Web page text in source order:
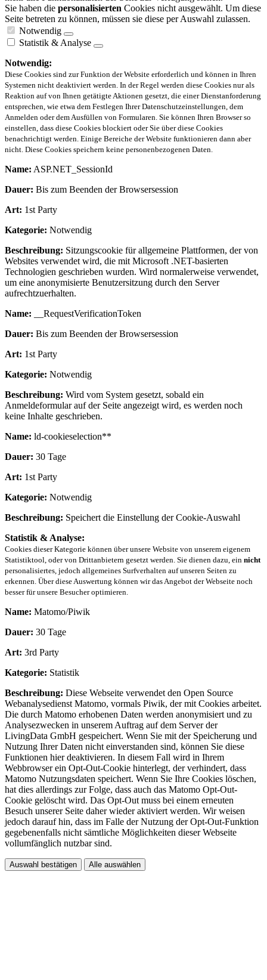
Sie haben die personalisierten Cookies nicht ausgewählt. Um diese
Seite betreten zu können, müssen sie diese per Auswahl zulassen.
Notwendig
Statistik & Analyse
Notwendig:
Diese Cookies sind zur Funktion der Website erforderlich und können in Ihren
Systemen nicht deaktiviert werden. In der Regel werden diese Cookies nur als
Reaktion auf von Ihnen getätigte Aktionen gesetzt, die einer Dienstanforderung
entsprechen, wie etwa dem Festlegen Ihrer Datenschutzeinstellungen, dem
Anmelden oder dem Ausfüllen von Formularen. Sie können Ihren Browser so
einstellen, dass diese Cookies blockiert oder Sie über diese Cookies
benachrichtigt werden. Einige Bereiche der Website funktionieren dann aber
nicht. Diese Cookies speichern keine personenbezogenen Daten.
Name: ASP.NET_SessionId
Dauer: Bis zum Beenden der Browsersession
Art: 1st Party
Kategorie: Notwendig
Beschreibung: Sitzungscookie für allgemeine Plattformen, der von
Websites verwendet wird, die mit Microsoft .NET-basierten
Technologien geschrieben wurden. Wird normalerweise verwendet,
um eine anonymisierte Benutzersitzung durch den Server
aufrechtzuerhalten.
Name: __RequestVerificationToken
Dauer: Bis zum Beenden der Browsersession
Art: 1st Party
Kategorie: Notwendig
Beschreibung: Wird vom System gesetzt, sobald ein
Anmeldeformular auf der Seite angezeigt wird, es werden noch
keine Inhalte geschrieben.
Name: ld-cookieselection**
Dauer: 30 Tage
Art: 1st Party
Kategorie: Notwendig
Beschreibung: Speichert die Einstellung der Cookie-Auswahl
Statistik & Analyse:
Cookies dieser Kategorie können über unsere Website von unserem eigenem
Statistiktool, oder von Drittanbietern gesetzt werden. Sie dienen dazu, ein nicht
personalisiertes, jedoch allgemeines Surfverhalten auf unseren Seiten zu
erkennen. Über diese Auswertung können wir das Angebot der Webseite noch
besser für unsere Besucher optimieren.
Name: Matomo/Piwik
Dauer: 30 Tage
Art: 3rd Party
Kategorie: Statistik
Beschreibung: Diese Webseite verwendet den Open Source
Webanalysedienst Matomo, vormals Piwik, der mit Cookies arbeitet.
Die durch Matomo erhobenen Daten werden anonymisiert und zu
Analysezwecken in unserem Auftrag auf dem Server der
LivingData GmbH gespeichert. Wenn Sie mit der Speicherung und
Nutzung Ihrer Daten nicht einverstanden sind, können Sie diese
Funktionen hier deaktivieren. In diesem Fall wird in Ihrem
Webbrowser ein Opt-Out-Cookie hinterlegt, der verhindert, dass
Matomo Nutzungsdaten speichert. Wenn Sie Ihre Cookies löschen,
hat dies allerdings zur Folge, dass auch das Matomo Opt-Out-
Cookie gelöscht wird. Das Opt-Out muss bei einem erneuten
Besuch unserer Seite daher wieder aktiviert werden. Wir weisen
jedoch darauf hin, dass im Falle der Nutzung der Opt-Out-Funktion
gegebenenfalls nicht sämtliche Möglichkeiten dieser Webseite
vollumfänglich nutzbar sind.
Auswahl bestätigen Alle auswählen